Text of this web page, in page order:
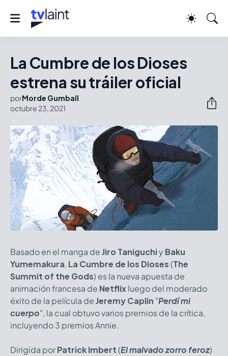
La Cumbre de los Dioses
estrena su tráiler oficial
porMorde Gumball
octubre 23, 2021
Basado en el manga deJiro TaniguchiyBaku
Yumemakura, La Cumbre de los Dioses(The
Summit of the Gods) es la nueva apuesta de
animación francesa de Netflixluego del moderado
éxito de la película deJeremy Caplin "Perdí mi
cuerpo", la cual obtuvo varios premios de la crítica,
incluyendo 3 premios Annie.
Dirigida porPatrick Imbert(El malvado zorro feroz)